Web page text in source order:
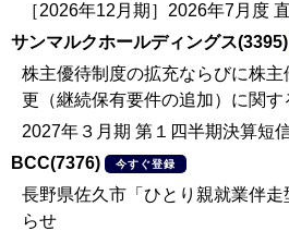
［2026年12月期］2026年7月度
サンマルクホールディングス(3395)
株主優待制度の拡充ならびに株
更（継続保有要件の追加）に関す
2027年３月期 第１四半期決算短
BCC(7376)
今すぐ登録
長野県佐久市「ひとり親就業伴
らせ